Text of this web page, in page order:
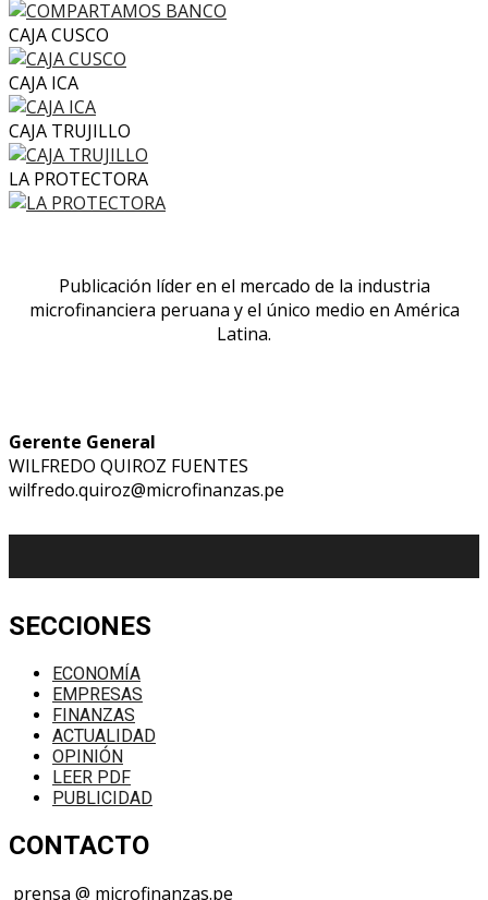
CAJA CUSCO
CAJA ICA
CAJA TRUJILLO
LA PROTECTORA
Publicación líder en el mercado de la industria
microfinanciera peruana y el único medio en América
Latina.
Gerente General
WILFREDO QUIROZ FUENTES
wilfredo.quiroz@microfinanzas.pe
SECCIONES
ECONOMÍA
EMPRESAS
FINANZAS
ACTUALIDAD
OPINIÓN
LEER PDF
PUBLICIDAD
CONTACTO
prensa @ microfinanzas.pe